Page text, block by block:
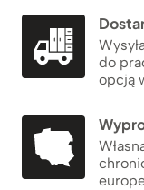
do
opcją